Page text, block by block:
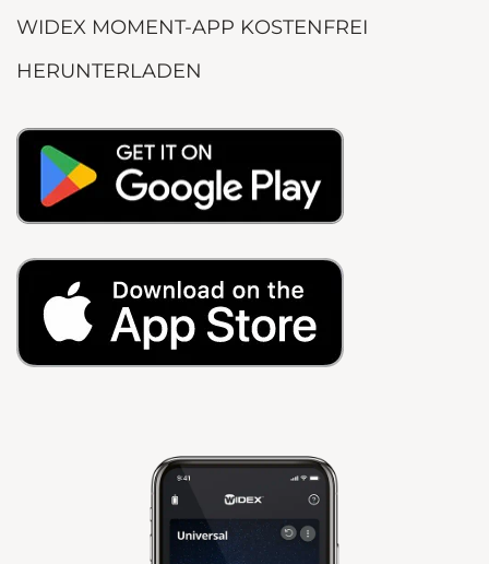
WIDEX MOMENT-APP KOSTENFREI
HERUNTERLADEN